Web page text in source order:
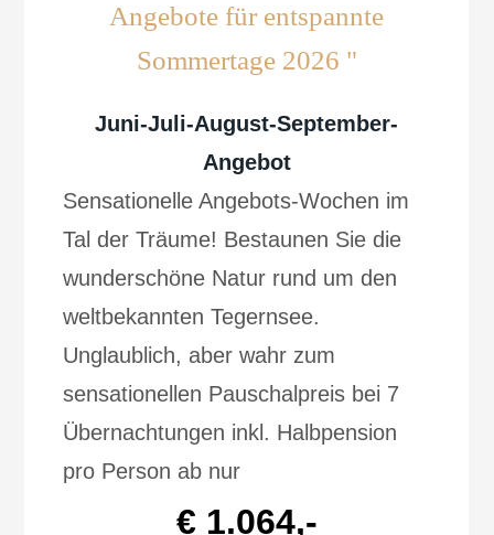
Angebote für entspannte
Sommertage 2026 "
Juni-Juli-August-September-
Angebot
Sensationelle Angebots-Wochen im
Tal der Träume! Bestaunen Sie die
wunderschöne Natur rund um den
weltbekannten Tegernsee.
Unglaublich, aber wahr zum
sensationellen Pauschalpreis bei 7
Übernachtungen inkl. Halbpension
pro Person ab nur
€ 1.064,-